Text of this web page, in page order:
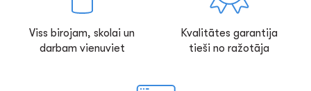
Viss birojam, skolai un
darbam vienuviet
Kvalitātes garantija
tieši no ražotāja